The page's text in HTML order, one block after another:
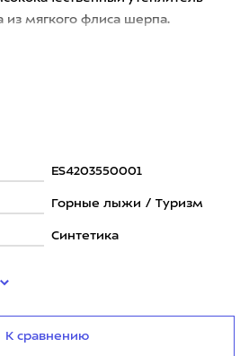
из мягкого флиса шерпа.
ES4203550001
Горные лыжи / Туризм
Синтетика
К сравнению